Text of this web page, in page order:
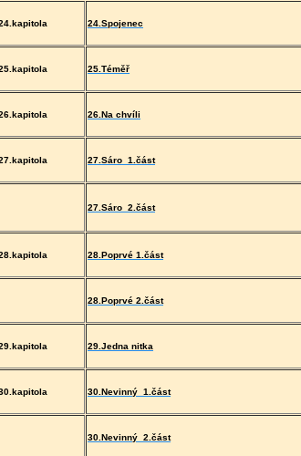
24.Spojenec
25.Téměř
26.Na chvíli
27.Sáro 1.část
27.Sáro 2.část
28.Poprvé 1.část
28.Poprvé 2.část
29.Jedna nitka
30.Nevinný 1.část
30.Nevinný 2.část